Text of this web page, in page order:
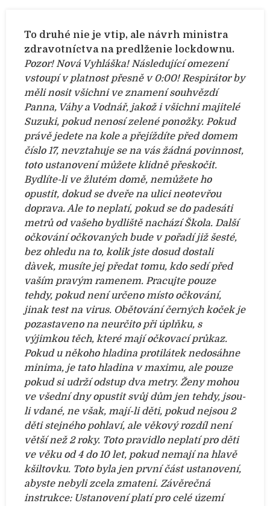
To druhé nie je vtip, ale návrh ministra
zdravotníctva na predlženie lockdownu.
Pozor! Nová Vyhláška! Následující omezení
vstoupí v platnost přesně v 0:00! Respirátor by
měli nosit všichni ve znamení souhvězdí
Panna, Váhy a Vodnář, jakož i všichni majitelé
Suzuki, pokud nenosí zelené ponožky. Pokud
právě jedete na kole a přejíždíte před domem
číslo 17, nevztahuje se na vás žádná povinnost,
toto ustanovení můžete klidně přeskočit.
Bydlíte-li ve žlutém domě, nemůžete ho
opustit, dokud se dveře na ulici neotevřou
doprava. Ale to neplatí, pokud se do padesáti
metrů od vašeho bydliště nachází Škola. Další
očkování očkovaných bude v pořadí již šesté,
bez ohledu na to, kolik jste dosud dostali
dàvek, musíte jej předat tomu, kdo sedí před
vaším pravým ramenem. Pracujte pouze
tehdy, pokud není určeno místo očkování,
jinak test na virus. Obětování černých koček je
pozastaveno na neurčito při úplňku, s
výjimkou těch, které mají očkovací průkaz.
Pokud u někoho hladina protilátek nedosáhne
minima, je tato hladina v maximu, ale pouze
pokud si udrží odstup dva metry. Ženy mohou
ve všední dny opustit svůj dům jen tehdy, jsou-
li vdané, ne však, mají-li děti, pokud nejsou 2
děti stejného pohlaví, ale věkový rozdíl není
větší než 2 roky. Toto pravidlo neplatí pro děti
ve věku od 4 do 10 let, pokud nemají na hlavě
kšiltovku. Toto byla jen první část ustanovení,
abyste nebyli zcela zmateni. Závěrečná
instrukce: Ustanovení platí pro celé území